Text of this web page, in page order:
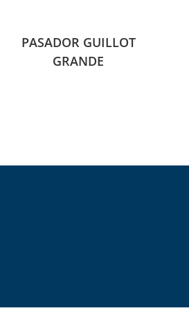
PASADOR GUILLOT
GRANDE